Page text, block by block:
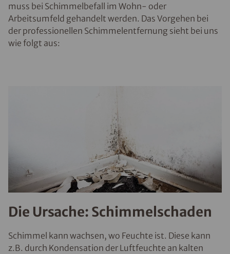
muss bei Schimmelbefall im Wohn- oder
Arbeitsumfeld gehandelt werden. Das Vorgehen bei
der professionellen Schimmelentfernung sieht bei uns
wie folgt aus:
Die Ursache: Schimmelschaden
Schimmel kann wachsen, wo Feuchte ist. Diese kann
z.B. durch Kondensation der Luftfeuchte an kalten